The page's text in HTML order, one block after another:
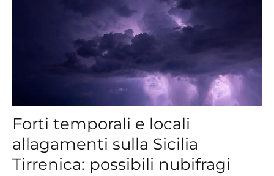
Forti temporali e locali
allagamenti sulla Sicilia
Tirrenica: possibili nubifragi